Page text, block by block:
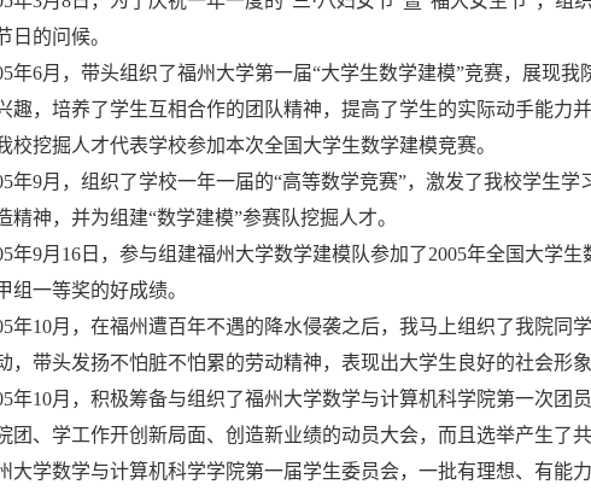
日的问候。
年6月，带头组织了福州大学第一届“大学生数学建模”竞赛，展现
趣，培养了学生互相合作的团队精神，提高了学生的实际动手能力
校挖掘人才代表学校参加本次全国大学生数学建模竞赛。
年9月，组织了学校一年一届的“高等数学竞赛”，激发了我校学生
精神，并为组建“数学建模”参赛队挖掘人才。
年9月16日，参与组建福州大学数学建模队参加了2005年全国大学
组一等奖的好成绩。
年10月，在福州遭百年不遇的降水侵袭之后，我马上组织了我院同
，带头发扬不怕脏不怕累的劳动精神，表现出大学生良好的社会形
年10月，积极筹备与组织了福州大学数学与计算机科学院第一次团
团、学工作开创新局面、创造新业绩的动员大会，而且选举产生了
大学数学与计算机科学学院第一届学生委员会，一批有理想、有能